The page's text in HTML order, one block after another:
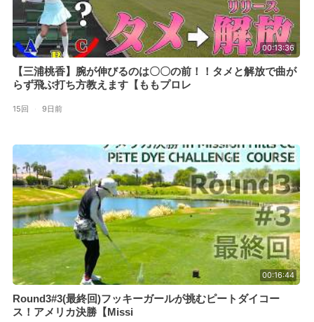
00:13:36
【三浦桃香】腕が伸びるのは〇〇の前！！タメと解放で曲が
らず飛ぶ打ち方教えます【ももプロレ
15回 · 9日前
00:16:44
Round3#3(最終回)フッキーガールが挑むピートダイコー
ス！アメリカ決勝【Missi